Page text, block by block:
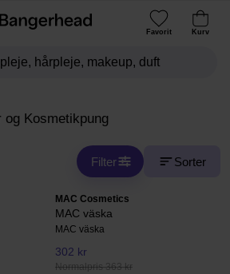
Favorit Kurv
og Kosmetikpung
Filter Sorter
MAC Cosmetics
MAC väska
MAC väska
302 kr
Normalpris 363 kr